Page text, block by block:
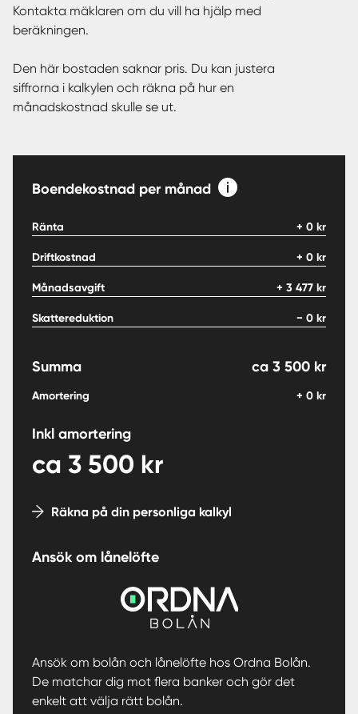
Kontakta mäklaren om du vill ha hjälp med
beräkningen.
Den här bostaden saknar pris. Du kan justera
siffrorna i kalkylen och räkna på hur en
månadskostnad skulle se ut.
Boendekostnad per månad
Ränta + 0 kr
Driftkostnad + 0 kr
Månadsavgift + 3 477 kr
Skattereduktion − 0 kr
Summa ca 3 500 kr
Amortering + 0 kr
Inkl amortering
ca 3 500 kr
Räkna på din personliga kalkyl
Ansök om lånelöfte
Ansök om bolån och lånelöfte hos Ordna Bolån.
De matchar dig mot flera banker och gör det
enkelt att välja rätt bolån.